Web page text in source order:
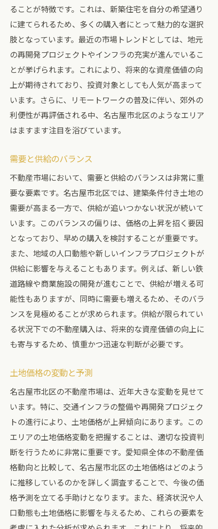
ることが特徴です。これは、新築住宅を自分の希望通り
に建てられるため、多くの購入者にとって魅力的な選択
肢となっています。最近の市場トレンドとしては、地元
の再開発プロジェクトやインフラの充実が進んでいるこ
とが挙げられます。これにより、将来的な資産価値の向
上が期待されており、投資対象としても人気が高まって
います。さらに、リモートワークの普及に伴い、郊外の
利便性が再評価される中、名古屋市北区のようなエリア
はますます注目を浴びています。
需要と供給のバランス
不動産市場において、需要と供給のバランスは非常に重
要な要素です。名古屋市北区では、建築条件付き土地の
需要が高まる一方で、供給が追いつかない状況が続いて
います。このバランスの偏りは、価格の上昇を招く要因
となっており、早めの購入を検討することが重要です。
また、地域の人口動態や新しいインフラプロジェクトが
供給に影響を与えることもあります。例えば、新しい鉄
道路線や商業施設の開発が進むことで、供給が増える可
能性もありますが、同時に需要も増えるため、そのバラ
ンスを見極めることが求められます。供給が限られてい
る状況下での不動産購入は、将来的な資産価値の向上に
も寄与するため、慎重かつ迅速な判断が必要です。
土地価格の変動と予測
名古屋市北区の不動産市場は、近年大きな変動を見せて
います。特に、交通インフラの整備や再開発プロジェク
トの進行により、土地価格が上昇傾向にあります。この
エリアの土地価格変動を把握することは、適切な投資判
断を行うために非常に重要です。愛知県全体の不動産価
格動向と比較して、名古屋市北区の土地価格はどのよう
に推移しているのかを詳しく調査することで、今後の価
格予測を立てる手助けとなります。また、経済状況や人
口動態も土地価格に影響を与えるため、これらの要素を